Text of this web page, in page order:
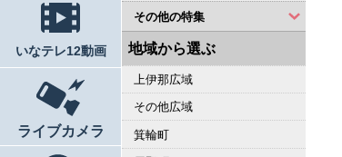
いなテレ12動画
ライブカメラ
その他の特集
2023県議会議員選挙
2022箕輪町長選挙
2019県議会議員選挙
2018伊那市長選・市議選
桜シリーズ2018
桜シリーズ2017
2015県議会議員選挙
2014箕輪町長選挙
2014伊那市長選・市議選
桜シリーズ2014
カメラリポート
上伊那 医師不足問題
新ごみ中間処理施設
伊那市長・市議選
朝の学舎
記者室
伊那谷1年365人
輝く経営者～その後
花ロマン
伝承 上伊那の50年
駒ヶ根市長選挙
2007年 県議会議員選挙
権兵衛トンネル開通1周年
豪雨被害
新伊那市誕生へ
伊那谷 耐震強度偽装問題
2005年衆院選
その他
地域から選ぶ
上伊那広域
その他広域
箕輪町